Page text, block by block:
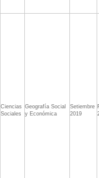
Ciencias
Sociales
Geografía Social
y Económica
Setiembre
2019